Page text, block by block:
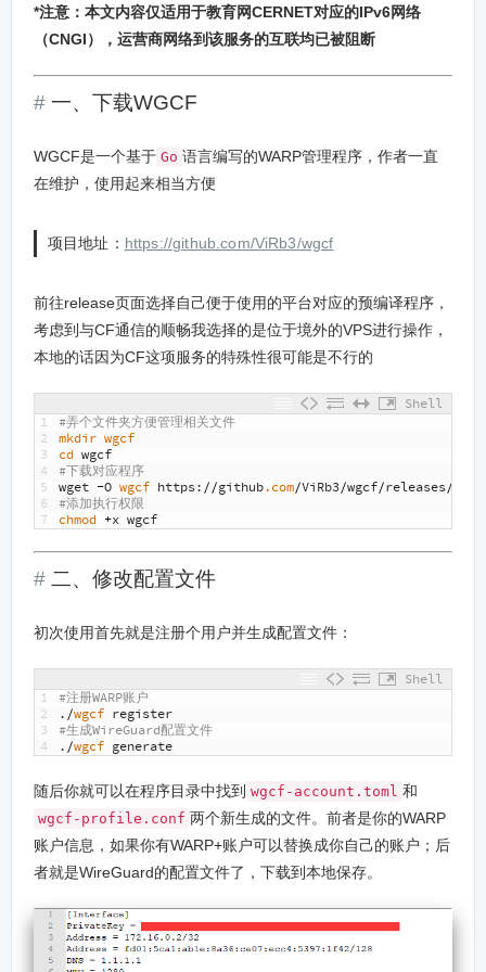
*注意：本文内容仅适用于教育网CERNET对应的IPv6网络
（CNGI），运营商网络到该服务的互联均已被阻断
一、下载WGCF
WGCF是一个基于 Go 语言编写的WARP管理程序，作者一直
在维护，使用起来相当方便
项目地址： https://github.com/ViRb3/wgcf
前往release页面选择自己便于使用的平台对应的预编译程序，
考虑到与CF通信的顺畅我选择的是位于境外的VPS进行操作，
本地的话因为CF这项服务的特殊性很可能是不行的
Shell
1
2
3
4
5
6
7
#弄个文件夹方便管理相关文件
mkdir wgcf
cd wgcf
#下载对应程序
wget -O wgcf https://github.com/ViRb3/wgcf/releases/
#添加执行权限
chmod +x wgcf
二、修改配置文件
初次使用首先就是注册个用户并生成配置文件：
Shell
1
2
3
4
#注册WARP账户
./wgcf register
#生成WireGuard配置文件
./wgcf generate
随后你就可以在程序目录中找到 wgcf-account.toml 和
wgcf-profile.conf 两个新生成的文件。前者是你的WARP
账户信息，如果你有WARP+账户可以替换成你自己的账户；后
者就是WireGuard的配置文件了，下载到本地保存。